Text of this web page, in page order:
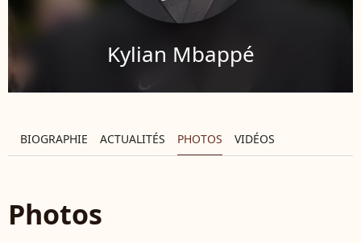
Kylian Mbappé
BIOGRAPHIE ACTUALITÉS PHOTOS VIDÉOS
Photos